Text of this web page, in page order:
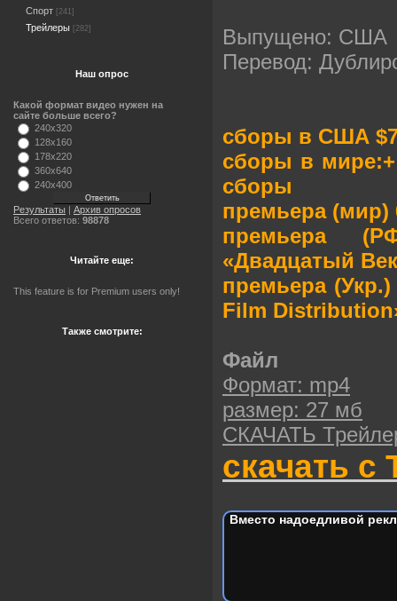
Спорт [241]
Трейлеры [282]
Наш опрос
Какой формат видео нужен на
сайте больше всего?
240x320
128x160
178x220
360x640
240x400
Результаты | Архив опросов
Всего ответов: 98878
Читайте еще:
This feature is for Premium users only!
Также смотрите:
Выпущено: США
Перевод:
сборы в США
сборы в мире:+
сборы
премьера (мир)
премьера
«Двадцатый
премьера
Film
Файл
Формат: mp4
размер: 27 мб
СКАЧАТЬ
скачать с
Вместо надоедливой